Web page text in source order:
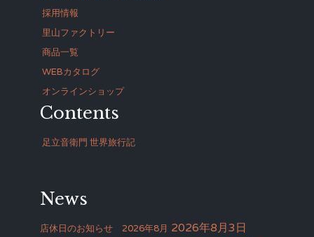
採用情報
里山ファクトリー
商品一覧
WEBカタログ
オンラインショップ
Contents
足立音衛門 世界旅行記
News
店休日のお知らせ 2026年8月 2026年8月3日